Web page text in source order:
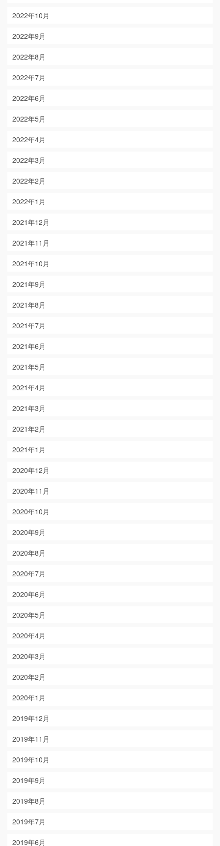
2022年10月
2022年9月
2022年8月
2022年7月
2022年6月
2022年5月
2022年4月
2022年3月
2022年2月
2022年1月
2021年12月
2021年11月
2021年10月
2021年9月
2021年8月
2021年7月
2021年6月
2021年5月
2021年4月
2021年3月
2021年2月
2021年1月
2020年12月
2020年11月
2020年10月
2020年9月
2020年8月
2020年7月
2020年6月
2020年5月
2020年4月
2020年3月
2020年2月
2020年1月
2019年12月
2019年11月
2019年10月
2019年9月
2019年8月
2019年7月
2019年6月